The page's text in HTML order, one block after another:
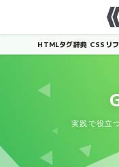
HTMLタグ辞典 CSSリ
実践で役立